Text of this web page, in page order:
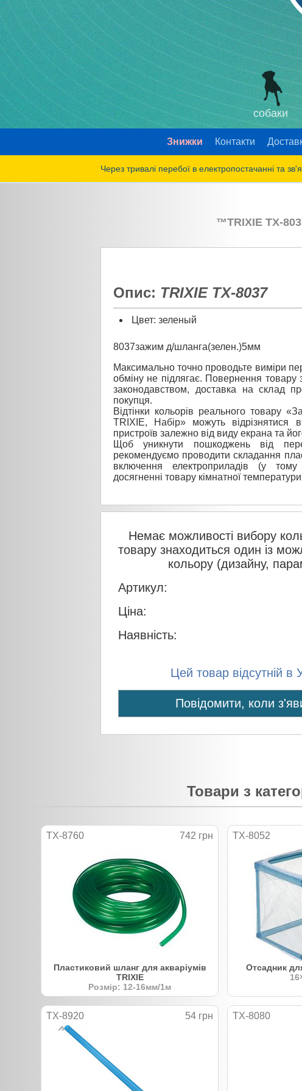
собаки
Знижки Контакти
Через тривалі перебої в електропостачанні та
™TRIXIETX-
Опис: TRIXIE TX-8037
Цвет: зеленый
8037зажим д/шланга(зелен.)5мм
Максимально точно проводьте виміри
обміну не підлягає. Повернення товару
законодавством, доставка на склад
покупця.
Відтінки кольорів реального товару
TRIXIE, Набір» можуть відрізнятися
пристроїв залежно від виду екрана та
Щоб уникнути пошкоджень від
рекомендуємо проводити складання
включення електроприладів (у
досягненні товару кімнатної
Немає можливості вибору
товару знаходиться один із
кольору (дизайну,
Артикул:
Ціна:
Наявність:
Цей товар відсутній в
Повідомити, коли
Товари з
TX-8760 742 грн
Пластиковий шланг для акваріумів
TRIXIE
Розмір: 12-16мм/1м
TX-8052
Отсадник
TX-8920 54 грн TX-8080